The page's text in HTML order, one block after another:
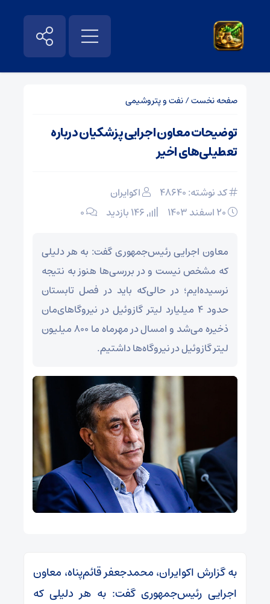
صفحه نخست/نفت و پتروشیمی
توضیحات معاون اجرایی پزشکیان درباره
تعطیلی‌های اخیر
کد نوشته: 48640
اکوایران
۰
معاون اجرایی رئیس‌جمهوری گفت: به هر دلیلی
که مشخص نیست و در بررسی‌ها هنوز به نتیجه
نرسیده‌ایم؛ در حالی‌که باید در فصل تابستان
حدود ۴ میلیارد لیتر گازوئیل در نیرو‌گا‌های‌مان
ذخیره می‌شد و امسال در مهرماه ما ۸۰۰ میلیون
لیتر گازوئیل در نیروگاه‌ها داشتیم.
به گزارش اکوایران، محمدجعفر قائم‌پناه، معاون
اجرایی رئیس‌جمهوری گفت: به هر دلیلی که